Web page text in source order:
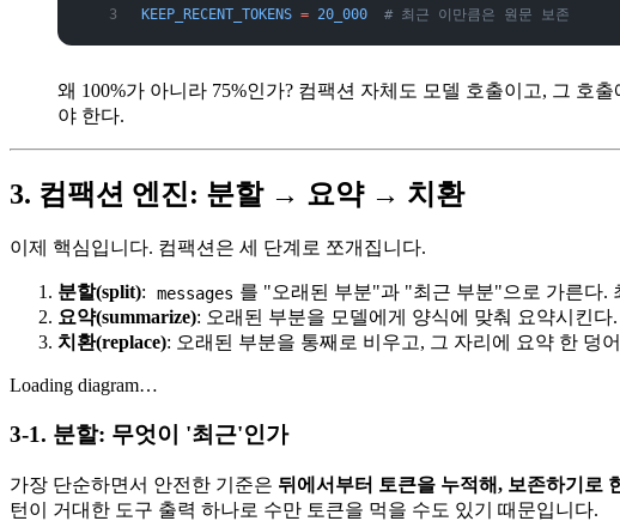
KEEP_RECENT_TOKENS = 20_000
  # 최근 이만큼은 원문 보존
왜 100%가 아니라 75%인가? 컴팩션 자체도 모델 호출이고, 그 호
야 한다.
3. 컴팩션 엔진: 분할 → 요약 → 치환
이제 핵심입니다. 컴팩션은 세 단계로 쪼개집니다.
분할(split): messages 를 "오래된 부분"과 "최근 부분"으로 가른다.
요약(summarize): 오래된 부분을 모델에게 양식에 맞춰 요약시킨다.
치환(replace): 오래된 부분을 통째로 비우고, 그 자리에 요약 한 덩
Loading diagram…
3-1. 분할: 무엇이 '최근'인가
가장 단순하면서 안전한 기준은 뒤에서부터 토큰을 누적해, 보존하기로
턴이 거대한 도구 출력 하나로 수만 토큰을 먹을 수도 있기 때문입니다.